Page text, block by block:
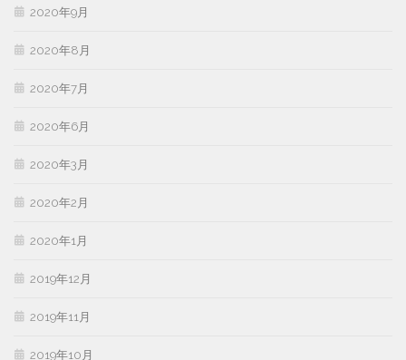
2020年9月
2020年8月
2020年7月
2020年6月
2020年3月
2020年2月
2020年1月
2019年12月
2019年11月
2019年10月